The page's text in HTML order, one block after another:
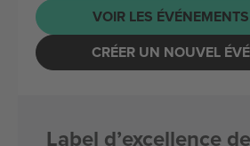
VOIR LES
CRÉER UN NOUVEL
Label d’excellence